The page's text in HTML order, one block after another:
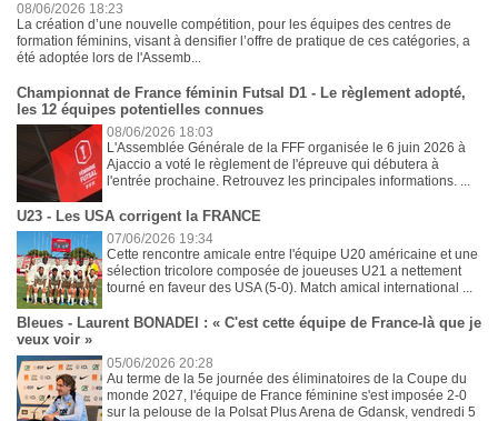
08/06/2026 18:23
La création d’une nouvelle compétition, pour les équipes des centres de
formation féminins, visant à densifier l’offre de pratique de ces catégories, a
été adoptée lors de l'Assemb...
Championnat de France féminin Futsal D1 - Le règlement adopté,
les 12 équipes potentielles connues
08/06/2026 18:03
L'Assemblée Générale de la FFF organisée le 6 juin 2026 à
Ajaccio a voté le règlement de l'épreuve qui débutera à
l'entrée prochaine. Retrouvez les principales informations. ...
U23 - Les USA corrigent la FRANCE
07/06/2026 19:34
Cette rencontre amicale entre l'équipe U20 américaine et une
sélection tricolore composée de joueuses U21 a nettement
tourné en faveur des USA (5-0). Match amical international ...
Bleues - Laurent BONADEI : « C'est cette équipe de France-là que je
veux voir »
05/06/2026 20:28
Au terme de la 5e journée des éliminatoires de la Coupe du
monde 2027, l'équipe de France féminine s'est imposée 2-0
sur la pelouse de la Polsat Plus Arena de Gdansk, vendredi 5